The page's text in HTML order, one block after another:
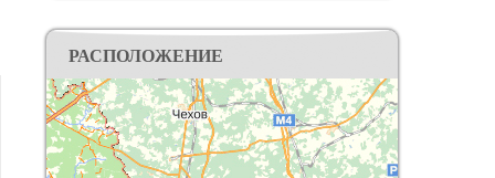
РАСПОЛОЖЕНИЕ